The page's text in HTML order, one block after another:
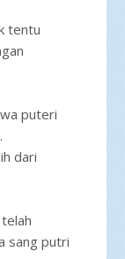
tentu
puteri
dari
sang putri